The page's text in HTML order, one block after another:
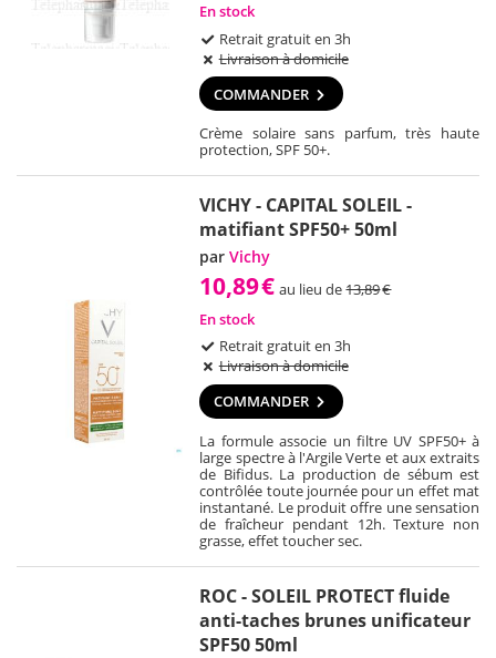
En stock
Retrait gratuit en 3h
Livraison à domicile
COMMANDER
Crème solaire sans parfum, très haute
protection, SPF 50+.
VICHY - CAPITAL SOLEIL -
matifiant SPF50+ 50ml
parVichy
10,89€ au lieu de13,89€
En stock
Retrait gratuit en 3h
Livraison à domicile
COMMANDER
La formule associe un filtre UV SPF50+ à
large spectre à l'Argile Verte et aux extraits
de Bifidus. La production de sébum est
contrôlée toute journée pour un effet mat
instantané. Le produit offre une sensation
de fraîcheur pendant 12h. Texture non
grasse, effet toucher sec.
ROC - SOLEIL PROTECT fluide
anti-taches brunes unificateur
SPF50 50ml